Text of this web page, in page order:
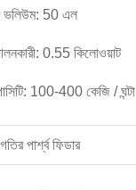
ভলিউম: 50 এল
0.55 কিলোওয়াট
100-400 কেজি / ঘন্টা
পার্শ্ব ফিডার